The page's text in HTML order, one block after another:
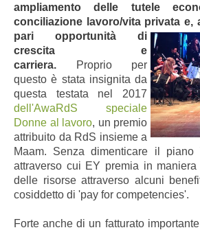
ampliamento delle tutele
conciliazione lavoro/vita privata e,
pari opportunità di
crescita e
carriera. Proprio per
questo è stata insignita da
questa testata nel 2017
dell'AwaRdS speciale
Donne al lavoro, un premio
attribuito da RdS insieme a
Maam. Senza dimenticare il piano
attraverso cui EY premia in
delle risorse attraverso alcuni
cosiddetto di 'pay for competencies'.
Forte anche di un fatturato